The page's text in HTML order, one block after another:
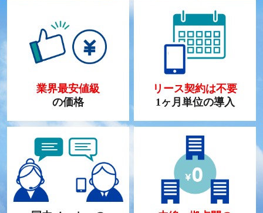
業界最安値級
の価格
リース契約は不要
1ヶ月単位の導入